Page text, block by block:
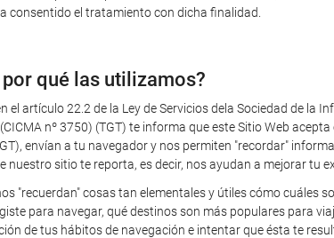
consentido el tratamiento con dicha finalidad.
qué las utilizamos?
el artículo 22.2 de la Ley de Servicios dela Sociedad de la
nº 3750) (TGT) te informa que este Sitio Web
envían a tu navegador y nos permiten "recordar"
sitio te reporta, es decir, nos ayudan a mejorar tu
"recuerdan" cosas tan elementales y útiles cómo
para navegar, qué destinos son más populares para
de tus hábitos de navegación e intentar que ésta te